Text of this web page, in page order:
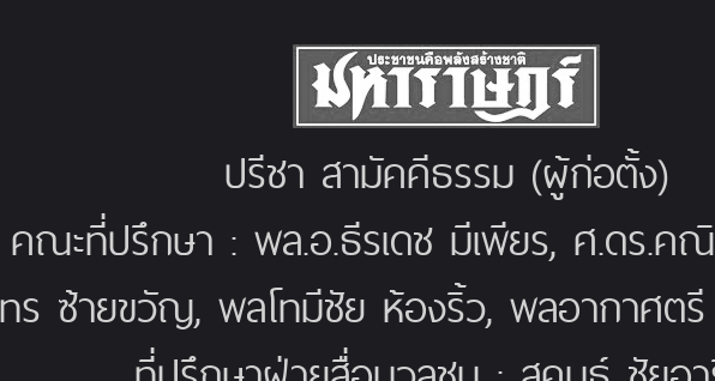
ปรีชา สามัคคีธรรม (ผู้ก่อตั้ง)
คณะที่ปรึกษา : พล.อ.ธีรเดช มีเพียร, ศ.ดร.
ร ซ้ายขวัญ, พลโทมีชัย ห้องริ้ว, พลอากาศ